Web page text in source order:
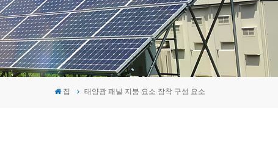
Deutsch
español
português
집 태양광 패널 지붕 요소 장착 구성 요소